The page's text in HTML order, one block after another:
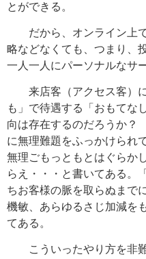
とができる。
だから、オンライン上で
略などなくても、つまり、
一人一人にパーソナルなサ
来店客（アクセス客）に
も」で待遇する「おもてな
向は存在するのだろうか
に無理難題をふっかけられ
無理ごもっともとはぐらか
らえ・・・と書いてある。
ちお客様の脈を取らぬまで
機敏、あらゆるさじ加減を
てある。
こういったやり方を非難